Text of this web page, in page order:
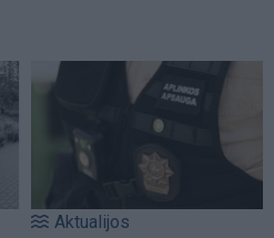
Aktualijos